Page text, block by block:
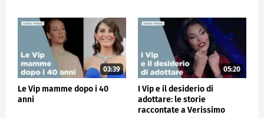
03:39
Le Vip mamme dopo i 40
anni
05:20
I Vip e il desiderio di
adottare: le storie
raccontate a Verissimo